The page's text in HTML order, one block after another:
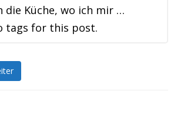
die Küche, wo ich mir …
tags for this post.